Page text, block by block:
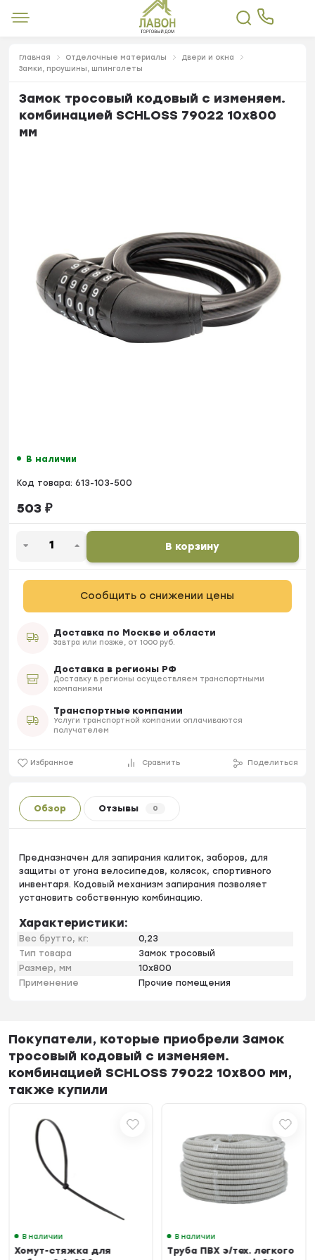
Главная Отделочные материалы
Двери и окна
Замки, проушины, шпингалеты
Замок тросовый кодовый с изменяем.
комбинацией SCHLOSS 79022 10x800
мм
В наличии
Код товара: 613-103-500
503 ₽
В корзину
Сообщить о снижении цены
Доставка по Москве и области
Завтра или позже, от 1000 руб.
Доставка в регионы РФ
Доставку в регионы осуществляем транспортными
компаниями
Транспортные компании
Услуги транспортной компании оплачиваются
получателем
Избранное Сравнить Поделиться
Обзор Отзывы 0
Предназначен для запирания калиток, заборов, для
защиты от угона велосипедов, колясок, спортивного
инвентаря. Кодовый механизм запирания позволяет
установить собственную комбинацию.
Характеристики:
Вес брутто, кг:
0,23
Тип товара
Замок тросовый
Размер, мм
10х800
Применение
Прочие помещения
Покупатели, которые приобрели Замок
тросовый кодовый с изменяем.
комбинацией SCHLOSS 79022 10x800 мм,
также купили
В наличии
Хомут-стяжка для
В наличии
Труба ПВХ э/тех. легкого